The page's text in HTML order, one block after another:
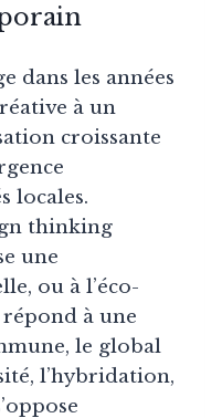
dans les années
à un
croissante
locales.
thinking
une
ou à l’éco-
à une
le global
l’hybridation,